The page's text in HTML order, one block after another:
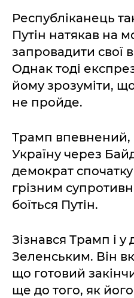
Республіканець
Путін натякав на
запровадити свої
Однак тоді
йому зрозуміти,
не пройде.
Трамп впевнений,
Україну через
демократ
грізним
боїться Путін.
Зізнався Трамп і у
Зеленським. Він
що готовий
ще до того, як